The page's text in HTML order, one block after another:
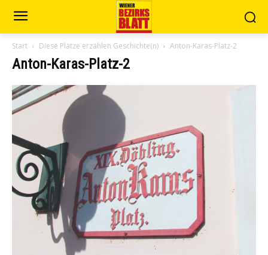
Start Diese Plätze erzählen Geschichte(n) Anton-Karas-Platz-2
Anton-Karas-Platz-2